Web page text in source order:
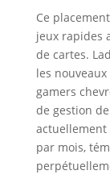
Ce
jeux rapides
de cartes.
les
gamers
de gestion
actuellement
par mois,